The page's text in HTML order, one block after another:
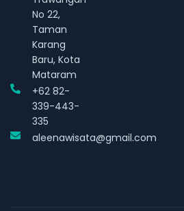
No 22,
Taman
Karang
Baru, Kota
Mataram
+62 82-
339-443-
335
aleenawisata@gmail.com